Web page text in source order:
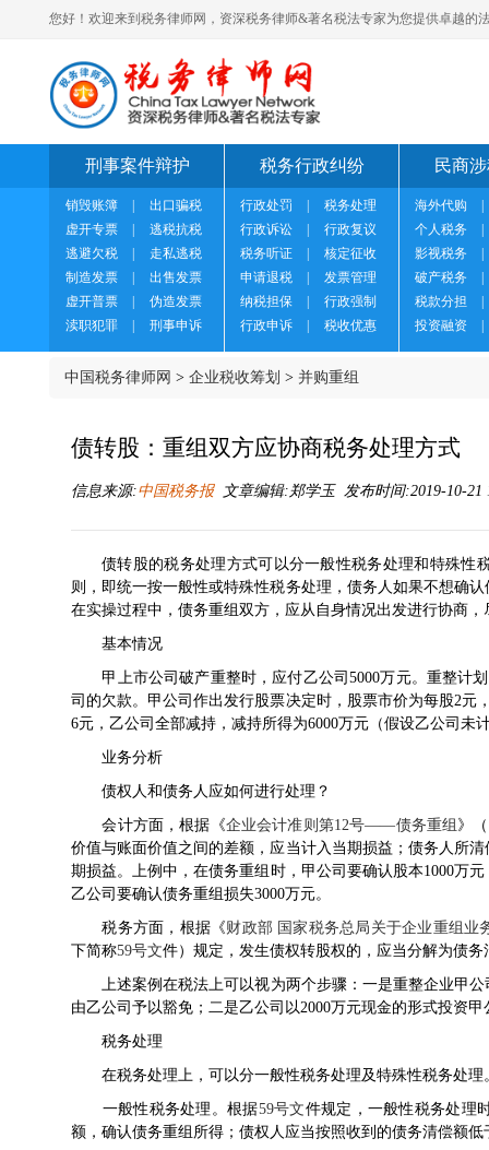
您好！欢迎来到税务律师网，资深税务律师&著名税法专家为您提供卓越的
刑事案件辩护
销毁账簿
出口骗税
虚开专票
逃税抗税
逃避欠税
走私逃税
制造发票
出售发票
虚开普票
伪造发票
渎职犯罪
刑事申诉
税务行政纠纷
行政处罚
税务处理
行政诉讼
行政复议
税务听证
核定征收
申请退税
发票管理
纳税担保
行政强制
行政申诉
税收优惠
民商
海外代购
个人税务
影视税务
破产税务
税款分担
投资融资
中国税务律师网 > 企业税收筹划 > 并购重组
债转股：重组双方应协商税务处理方式
信息来源:中国税务报文章编辑:郑学玉 发布时间:2019-10-
债转股的税务处理方式可以分一般性税务处理和特殊性
则，即统一按一般性或特殊性税务处理，债务人如果不想确
在实操过程中，债务重组双方，应从自身情况出发进行协商
基本情况
甲上市公司破产重整时，应付乙公司5000万元。重整计划
司的欠款。甲公司作出发行股票决定时，股票市价为每股2
6元，乙公司全部减持，减持所得为6000万元（假设乙公司未
业务分析
债权人和债务人应如何进行处理？
会计方面，根据《企业会计准则第12号——债务重组 》（
价值与账面价值之间的差额，应当计入当期损益；债务人所
期损益。上例中，在债务重组时，甲公司要确认股本1000万
乙公司要确认债务重组损失3000万元。
税务方面，根据《财政部 国家税务总局关于企业重组业
下简称59号文件）规定，发生债权转股权的，应当分解为债
上述案例在税法上可以视为两个步骤：一是重整企业甲公
由乙公司予以豁免；二是乙公司以2000万元现金的形式投资
税务处理
在税务处理上，可以分一般性税务处理及特殊性税务处理
一般性税务处理。根据59号文件规定，一般性税务处理
额，确认债务重组所得；债权人应当按照收到的债务清偿额